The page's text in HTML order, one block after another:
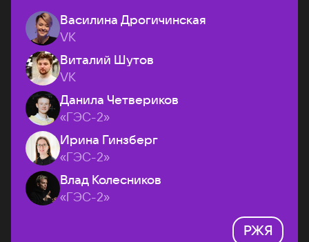
Василина Дрогичинская
VK
Виталий Шутов
VK
Данила Четвериков
«ГЭС-2»
Ирина Гинзберг
«ГЭС-2»
Влад Колесников
«ГЭС-2»
РЖЯ